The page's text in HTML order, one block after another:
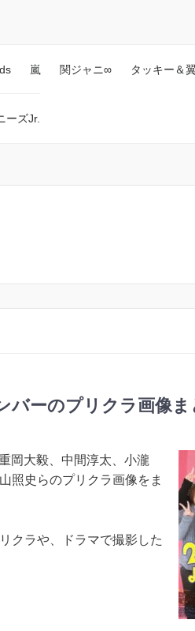
嵐 関ジャニ∞ タッキー＆翼
ーズJr.
バーのプリクラ画像
岡大毅、中間淳太、小瀧
照史らのプリクラ画像をま
クラや、ドラマで撮影した